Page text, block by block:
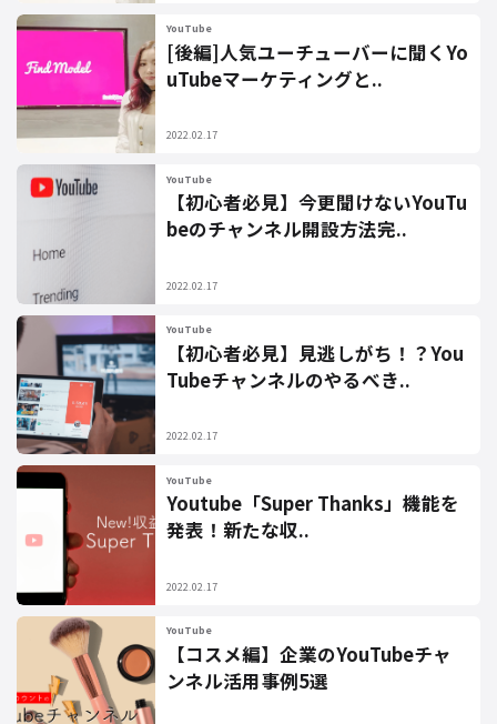
YouTube
[後編]人気ユーチューバーに聞くYo
uTubeマーケティングと..
2022.02.17
YouTube
【初心者必見】今更聞けないYouTu
beのチャンネル開設方法完..
2022.02.17
YouTube
【初心者必見】見逃しがち！？You
Tubeチャンネルのやるべき..
2022.02.17
YouTube
Youtube「Super Thanks」機能を
発表！新たな収..
2022.02.17
YouTube
【コスメ編】企業のYouTubeチャ
ンネル活用事例5選